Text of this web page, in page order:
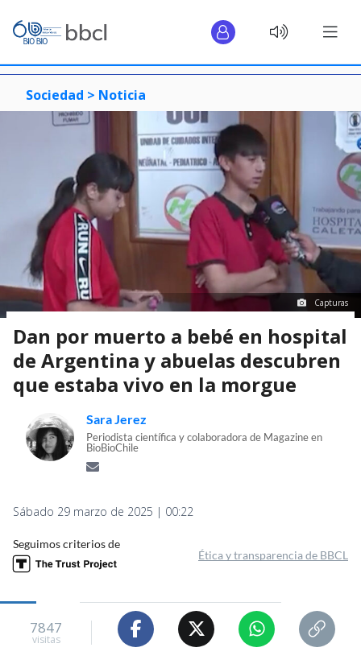
Sociedad > Noticia
Capturas
Dan por muerto a bebé en hospital
de Argentina y abuelas descubren
que estaba vivo en la morgue
Sara Jerez
Periodista científica y colaboradora de Magazine en
BioBioChile
Sábado 29 marzo de 2025 | 00:22
Seguimos criterios de
Ética y transparencia de BBCL
7847
visitas